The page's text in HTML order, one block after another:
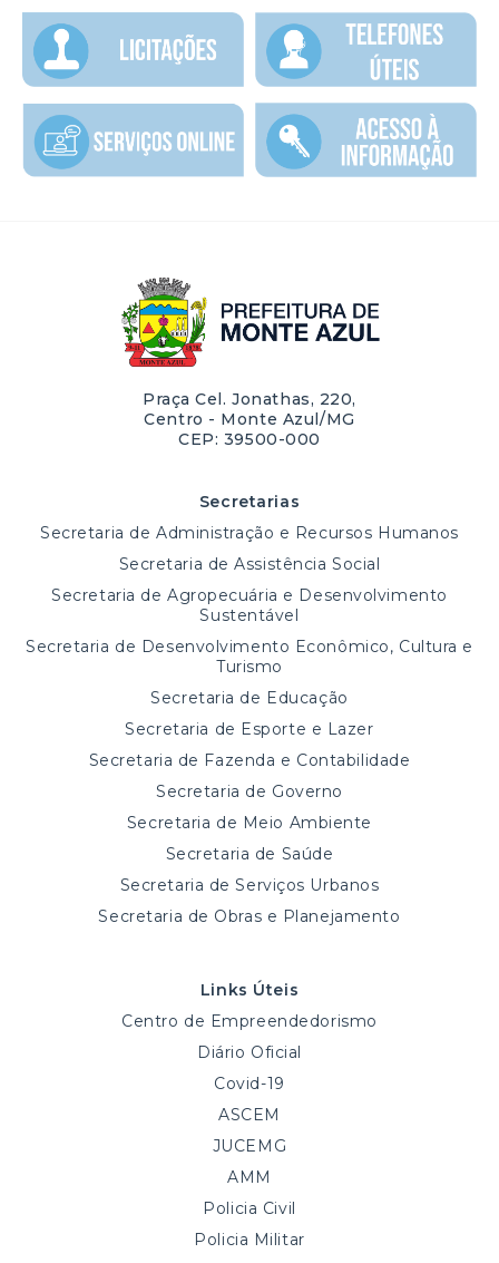
Praça Cel. Jonathas, 220,
Centro - Monte Azul/MG
CEP: 39500-000
Secretarias
Secretaria de Administração e Recursos Humanos
Secretaria de Assistência Social
Secretaria de Agropecuária e Desenvolvimento
Sustentável
Secretaria de Desenvolvimento Econômico, Cultura e
Turismo
Secretaria de Educação
Secretaria de Esporte e Lazer
Secretaria de Fazenda e Contabilidade
Secretaria de Governo
Secretaria de Meio Ambiente
Secretaria de Saúde
Secretaria de Serviços Urbanos
Secretaria de Obras e Planejamento
Links Úteis
Centro de Empreendedorismo
Diário Oficial
Covid-19
ASCEM
JUCEMG
AMM
Policia Civil
Policia Militar